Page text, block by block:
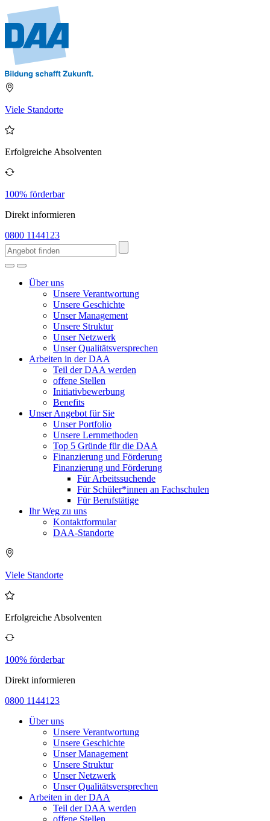
Viele Standorte
Erfolgreiche Absolventen
100% förderbar
Direkt informieren
0800 1144123
Über uns
Unsere Verantwortung
Unsere Geschichte
Unser Management
Unsere Struktur
Unser Netzwerk
Unser Qualitätsversprechen
Arbeiten in der DAA
Teil der DAA werden
offene Stellen
Initiativbewerbung
Benefits
Unser Angebot für Sie
Unser Portfolio
Unsere Lernmethoden
Top 5 Gründe für die DAA
Finanzierung und Förderung
Finanzierung und Förderung
Für Arbeitssuchende
Für Schüler*innen an Fachschulen
Für Berufstätige
Ihr Weg zu uns
Kontaktformular
DAA-Standorte
Viele Standorte
Erfolgreiche Absolventen
100% förderbar
Direkt informieren
0800 1144123
Über uns
Unsere Verantwortung
Unsere Geschichte
Unser Management
Unsere Struktur
Unser Netzwerk
Unser Qualitätsversprechen
Arbeiten in der DAA
Teil der DAA werden
offene Stellen